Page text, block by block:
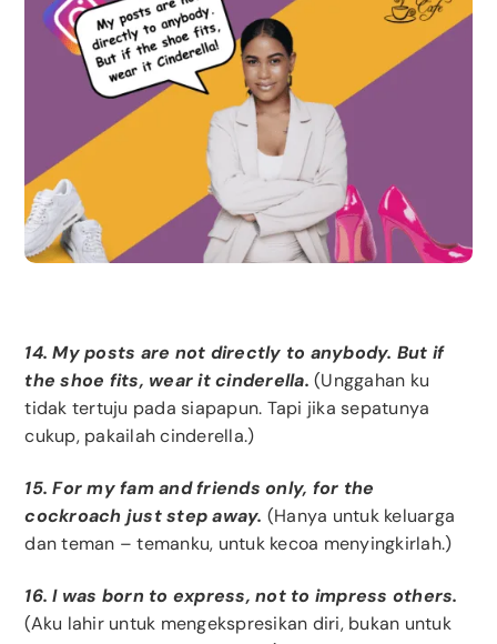
14. My posts are not directly to anybody. But if
the shoe fits, wear it cinderella.(Unggahan ku
tidak tertuju pada siapapun. Tapi jika sepatunya
cukup, pakailah cinderella.)
15. For my fam and friends only, for the
cockroach just step away. (Hanya untuk keluarga
dan teman – temanku, untuk kecoa menyingkirlah.)
16. I was born to express, not to impress others.
(Aku lahir untuk mengekspresikan diri, bukan untuk